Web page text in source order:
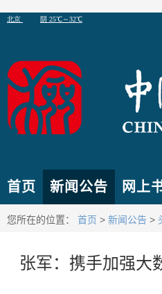
首页 新闻公告 网上
您所在的位置： 首页 > 新闻公告 >
张军：携手加强大